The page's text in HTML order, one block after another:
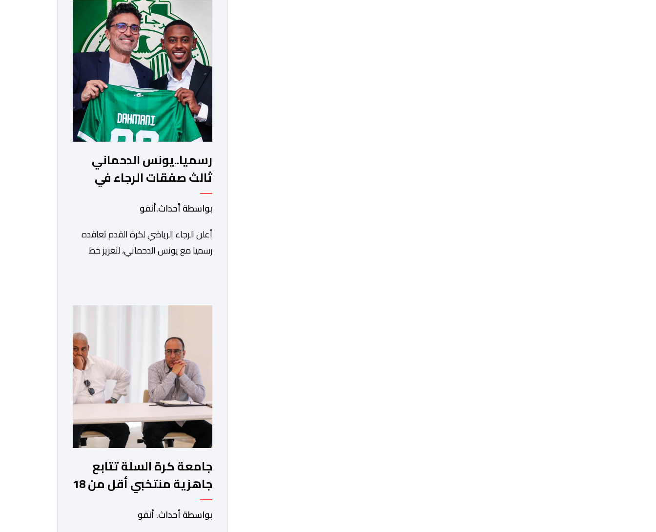
الحسابات الرسمية للنادي على منصات
التواصل الاجتماعي، مصحوبا بعبارة
“الرحلة مستمرة”، في إشارة إلى رغبة
الإدارة في الحفاظ على ركائز الفريق
والتعزيز من استقراره الفني […]
رسميا..يونس الدحماني
ثالث صفقات الرجاء في
الميركاتو الصيفي
بواسطة أحداث.أنفو
أعلن الرجاء الرياضي لكرة القدم تعاقده
رسميا مع يونس الدحماني، لتعزيز خط
التقني للرجاء لتقديم الإضافة المرجوة في
المسابقات المحلية والقارية المقبلة. ​وجاء
هذا التعاقد بعد أداء لافت قدمه اللاعب
برفقة اتحاد […]
جامعة كرة السلة تتابع
جاهزية منتخبي أقل من 18
سنة قبل كأس إفريقيا
بواسطة أحداث. أنفو